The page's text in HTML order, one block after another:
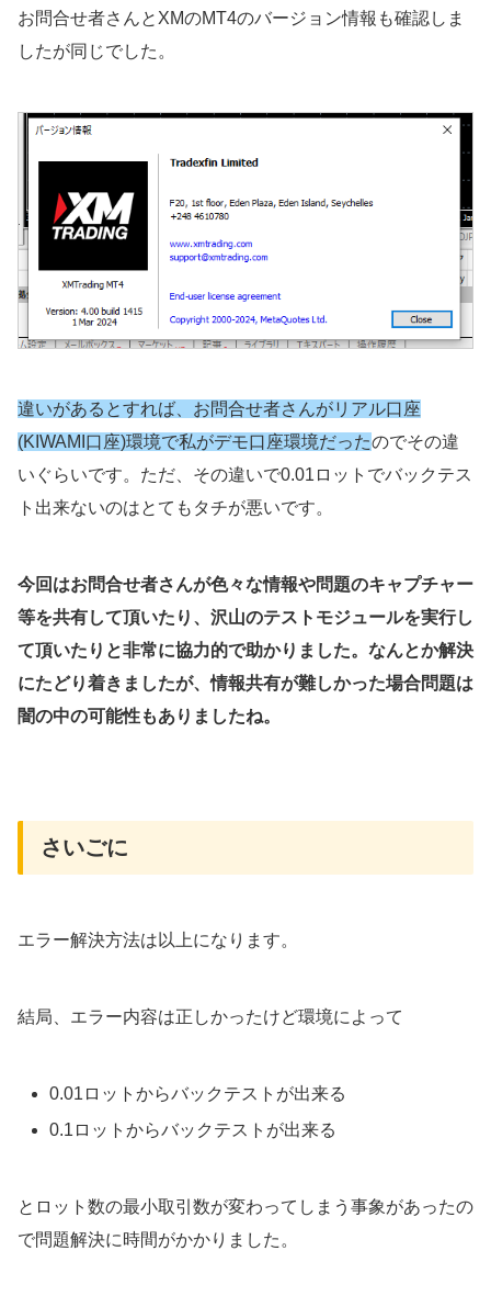
お問合せ者さんとXMのMT4のバージョン情報も確認しま
したが同じでした。
違いがあるとすれば、お問合せ者さんがリアル口座
(KIWAMI口座)環境で私がデモ口座環境だったのでその違
いぐらいです。ただ、その違いで0.01ロットでバックテス
ト出来ないのはとてもタチが悪いです。
今回はお問合せ者さんが色々な情報や問題のキャプチャー
等を共有して頂いたり、沢山のテストモジュールを実行し
て頂いたりと非常に協力的で助かりました。なんとか解決
にたどり着きましたが、情報共有が難しかった場合問題は
闇の中の可能性もありましたね。
さいごに
エラー解決方法は以上になります。
結局、エラー内容は正しかったけど環境によって
0.01ロットからバックテストが出来る
0.1ロットからバックテストが出来る
とロット数の最小取引数が変わってしまう事象があったの
で問題解決に時間がかかりました。